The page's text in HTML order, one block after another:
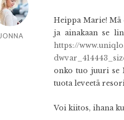
JONNA
Heippa Marie!
ja ainakaan se
https://
onko tuo juuri se
tuota leveetä
Voi kiitos, ihana